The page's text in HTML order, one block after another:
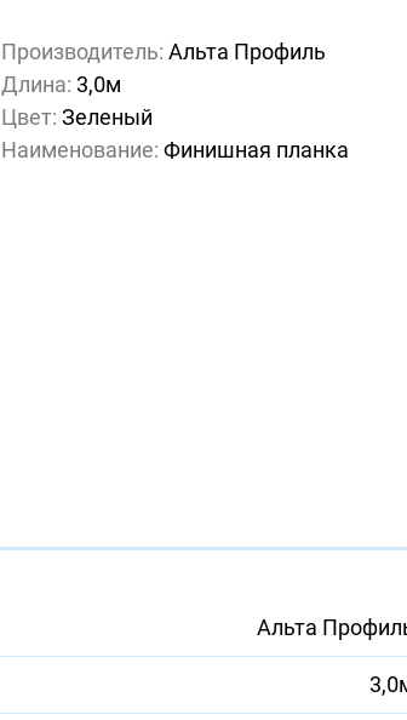
Производитель: Альта Профиль
Длина: 3,0м
Цвет: Зеленый
Наименование: Финишная планка
Альта